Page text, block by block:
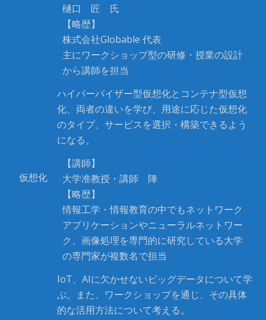
樋口 匠 氏
【略歴】
株式会社Globable 代表
主にワークショップ型の研修・授業の設計
から講師を担当
仮想化
ハイパーバイザー型仮想化とコンテナ型仮想
化、両者の違いを学び、用途に応じた仮想化
のタイプ、サービスを選択・構築できるよう
になる。
【講師】
大学准教授・講師 陣
【略歴】
情報工学・情報教育の中でもネットワーク
アプリケーションやニューラルネットワー
ク、画像処理を専門的に研究している大学
の専門家が複数名で担当
IoT、AIに欠かせないビッグデータについて学
ぶ。また、ワークショップを通じ、その具体
的な活用方法について考える。